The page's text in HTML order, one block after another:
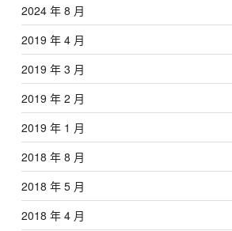
2024 年 8 月
2019 年 4 月
2019 年 3 月
2019 年 2 月
2019 年 1 月
2018 年 8 月
2018 年 5 月
2018 年 4 月